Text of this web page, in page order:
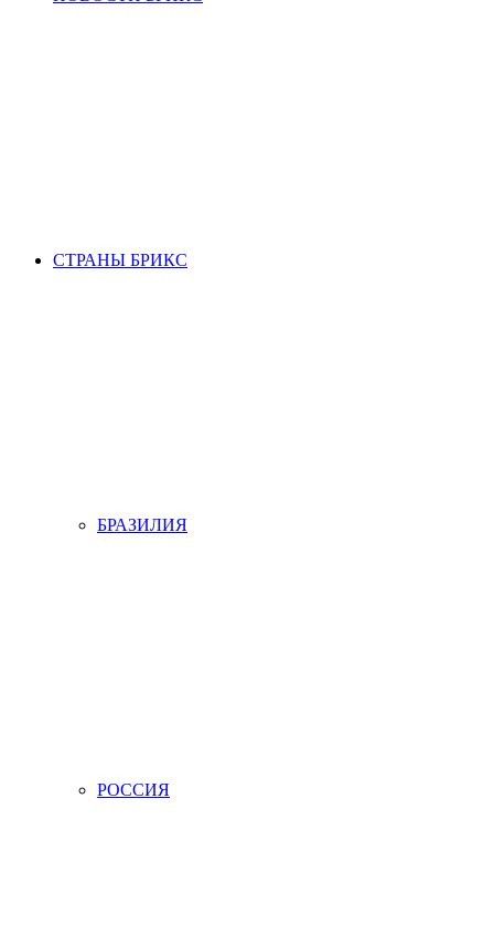
СТРАНЫ БРИКС
БРАЗИЛИЯ
РОССИЯ